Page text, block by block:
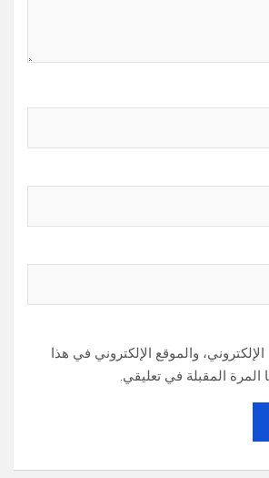
والموقع الإلكتروني في هذا
المرة المقبلة في تعليقي.